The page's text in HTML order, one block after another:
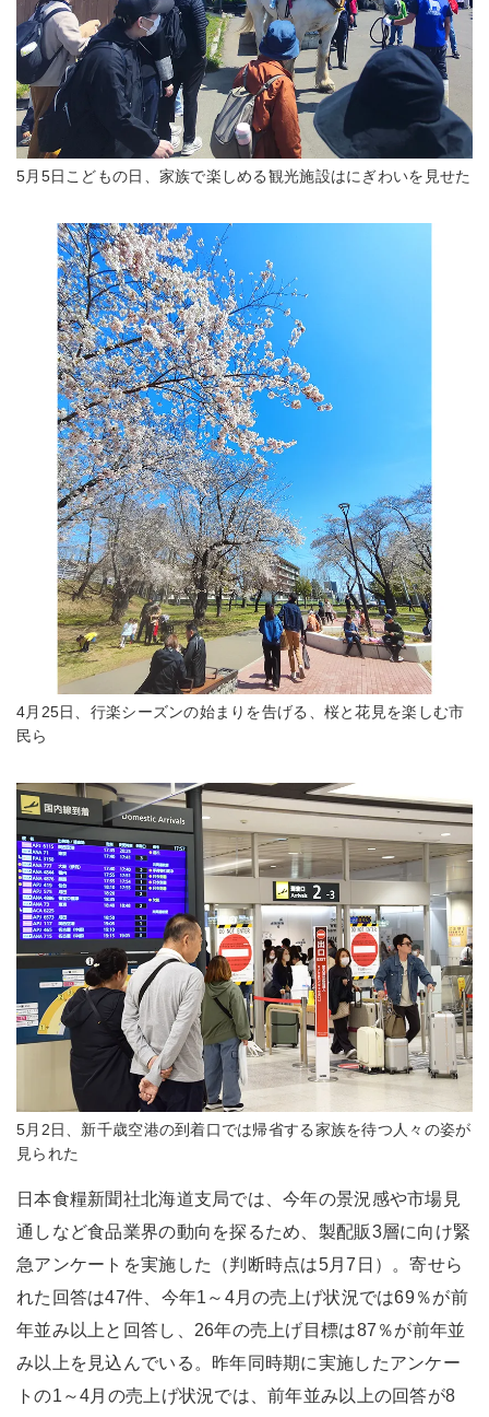
5月5日こどもの日、家族で楽しめる観光施設はにぎわいを見せた
4月25日、行楽シーズンの始まりを告げる、桜と花見を楽しむ市
民ら
5月2日、新千歳空港の到着口では帰省する家族を待つ人々の姿が
見られた
日本食糧新聞社北海道支局では、今年の景況感や市場見
通しなど食品業界の動向を探るため、製配販3層に向け緊
急アンケートを実施した（判断時点は5月7日）。寄せら
れた回答は47件、今年1～4月の売上げ状況では69％が前
年並み以上と回答し、26年の売上げ目標は87％が前年並
み以上を見込んでいる。昨年同時期に実施したアンケー
トの1～4月の売上げ状況では、前年並み以上の回答が8